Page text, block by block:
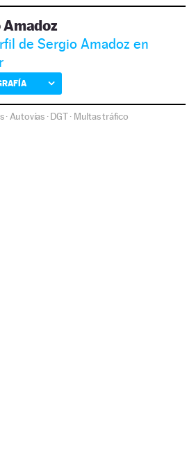
de Sergio Amadoz en
· Autovías·DGT· Multas tráfico